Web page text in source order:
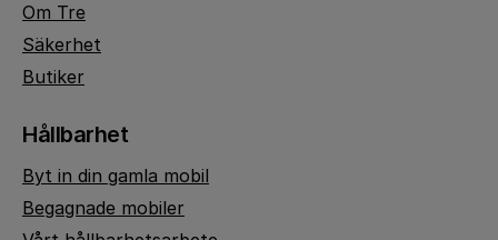
Om Tre
Säkerhet
Butiker
Hållbarhet
Byt in din gamla mobil
Begagnade mobiler